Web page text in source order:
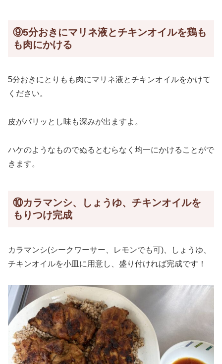
⑨5分おきにマリネ液とチキンオイルを鶏も
も肉にかける
5分おきにとりもも肉にマリネ液とチキンオイルをかけて
ください。
皮がパリッとし味も深みが出ますよ。
ハケのようなものでぬるとむらなく均一にかけることがで
きます。
⑩カラマンシ、しょうゆ、チキンオイルを
もりつけ完成
カラマンシ(シークワーサー、レモンでも可)、しょうゆ、
チキンオイルを小皿に用意し、盛り付ければ完成です！